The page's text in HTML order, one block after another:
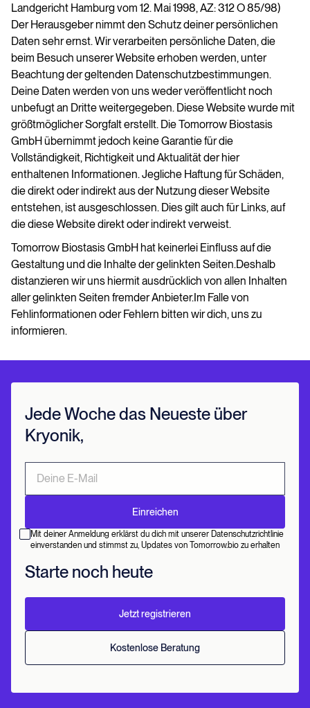
Landgericht Hamburg vom 12. Mai 1998, AZ: 312 O 85/98)
Der Herausgeber nimmt den Schutz deiner persönlichen
Daten sehr ernst. Wir verarbeiten persönliche Daten, die
beim Besuch unserer Website erhoben werden, unter
Beachtung der geltenden Datenschutzbestimmungen.
Deine Daten werden von uns weder veröffentlicht noch
unbefugt an Dritte weitergegeben. Diese Website wurde mit
größtmöglicher Sorgfalt erstellt. Die Tomorrow Biostasis
GmbH übernimmt jedoch keine Garantie für die
Vollständigkeit, Richtigkeit und Aktualität der hier
enthaltenen Informationen. Jegliche Haftung für Schäden,
die direkt oder indirekt aus der Nutzung dieser Website
entstehen, ist ausgeschlossen. Dies gilt auch für Links, auf
die diese Website direkt oder indirekt verweist.
Tomorrow Biostasis GmbH hat keinerlei Einfluss auf die
Gestaltung und die Inhalte der gelinkten Seiten.Deshalb
distanzieren wir uns hiermit ausdrücklich von allen Inhalten
aller gelinkten Seiten fremder Anbieter.Im Falle von
Fehlinformationen oder Fehlern bitten wir dich, uns zu
informieren.
Jede Woche das Neueste über
Kryonik,
Mit deiner Anmeldung erklärst du dich mit unserer Datenschutzrichtlinie
einverstanden und stimmst zu, Updates von Tomorrow.bio zu erhalten
Starte noch heute
Jetzt registrieren
Kostenlose Beratung